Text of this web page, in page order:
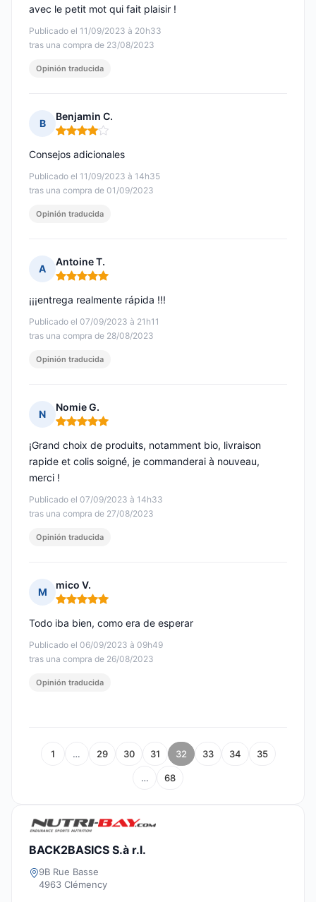
Publicado el 11/09/2023 à 20h33
tras una compra de 23/08/2023
avec le petit mot qui fait plaisir !
Opinión traducida
B
Benjamin C.
Nota: 4 de 5
Publicado el 11/09/2023 à 14h35
tras una compra de 01/09/2023
Consejos adicionales
Opinión traducida
A
Antoine T.
Nota: 5 de 5
Publicado el 07/09/2023 à 21h11
tras una compra de 28/08/2023
¡¡¡entrega realmente rápida !!!
Opinión traducida
N
Nomie G.
Nota: 5 de 5
Publicado el 07/09/2023 à 14h33
tras una compra de 27/08/2023
¡Grand choix de produits, notamment bio, livraison
rapide et colis soigné, je commanderai à nouveau,
merci !
Opinión traducida
M
mico V.
Nota: 5 de 5
Publicado el 06/09/2023 à 09h49
tras una compra de 26/08/2023
Todo iba bien, como era de esperar
Opinión traducida
1 … 29 30 31 32 33 34 35
… 68
BACK2BASICS S.à r.l.
9B Rue Basse
4963 Clémency